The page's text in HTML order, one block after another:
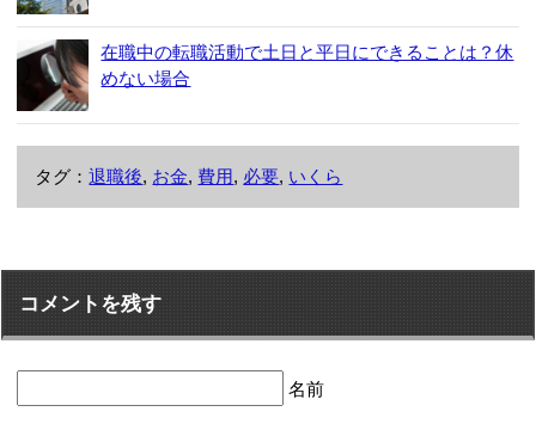
在職中の転職活動で土日と平日にできることは？休
めない場合
タグ：退職後, お金, 費用, 必要, いくら
コメントを残す
名前